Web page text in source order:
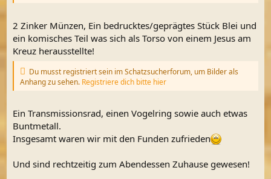
2 Zinker Münzen, Ein bedrucktes/geprägtes Stück Blei und
ein komisches Teil was sich als Torso von einem Jesus am
Kreuz herausstellte!
Du musst registriert sein im Schatzsucherforum, um Bilder als
Anhang zu sehen. Registriere dich bitte hier
Ein Transmissionsrad, einen Vogelring sowie auch etwas
Buntmetall.
Insgesamt waren wir mit den Funden zufrieden
Und sind rechtzeitig zum Abendessen Zuhause gewesen!